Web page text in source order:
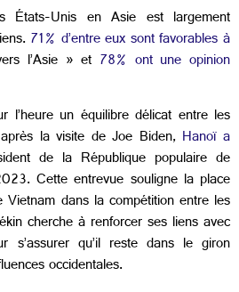
États-Unis en Asie est largement
71% d’entre eux sont favorables à
l’Asie » et 78% ont une opinion
l’heure un équilibre délicat entre les
la visite de Joe Biden, Hanoï a
de la République populaire de
Cette entrevue souligne la place
dans la compétition entre les
cherche à renforcer ses liens avec
s’assurer qu’il reste dans le giron
occidentales.